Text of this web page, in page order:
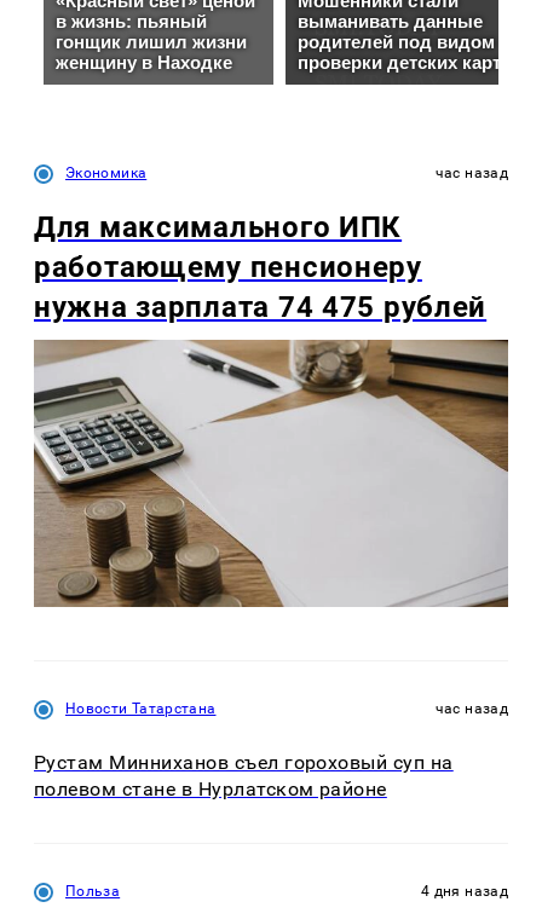
Экономика час назад
Для максимального ИПК
работающему пенсионеру
нужна зарплата 74 475 рублей
Новости Татарстана час назад
Рустам Минниханов съел гороховый суп на
полевом стане в Нурлатском районе
Польза 4 дня назад